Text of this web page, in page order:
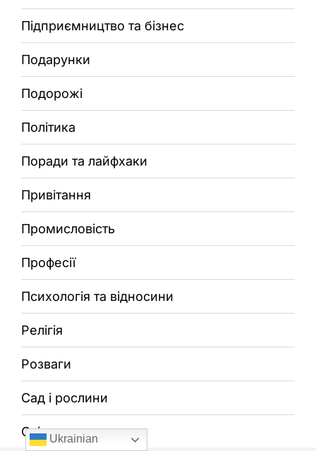
Підприємництво та бізнес
Подарунки
Подорожі
Політика
Поради та лайфхаки
Привітання
Промисловість
Професії
Психологія та відносини
Релігія
Розваги
Сад і рослини
СвітUkrainian